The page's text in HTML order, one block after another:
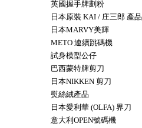
英國握手牌劃粉
日本原裝 KAI / 庄三郎 產品
日本MARVY美輝
METO 連續跳碼機
試身模型公仔
巴西蒙特牌剪刀
日本NIKKEN 剪刀
熨絲絨產品
日本愛利華 (OLFA) 界刀
意大利OPEN號碼機